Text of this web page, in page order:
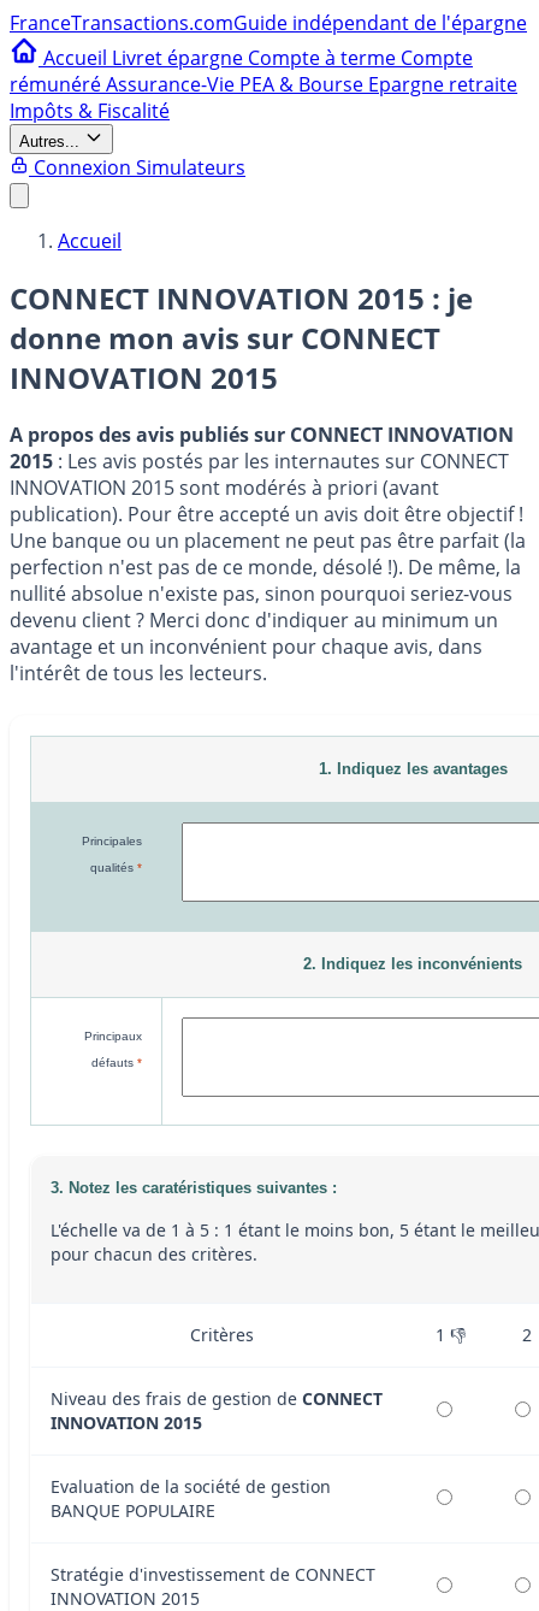
FranceTransactions.comGuide indépendant de l'épargne
Accueil Livret épargne Compte à terme Compte
rémunéréAssurance-Vie PEA & Bourse Epargne retraite
Impôts & Fiscalité
Autres...
Connexion Simulateurs
Accueil
CONNECT INNOVATION 2015 : je
donne mon avis sur CONNECT
INNOVATION 2015
A propos des avis publiés sur CONNECT INNOVATION
2015 : Les avis postés par les internautes sur CONNECT
INNOVATION 2015 sont modérés à priori (avant
publication). Pour être accepté un avis doit être objectif !
Une banque ou un placement ne peut pas être parfait (la
perfection n'est pas de ce monde, désolé !). De même, la
nullité absolue n'existe pas, sinon pourquoi seriez-vous
devenu client ? Merci donc d'indiquer au minimum un
avantage et un inconvénient pour chaque avis, dans
l'intérêt de tous les lecteurs.
1. Indiquez les avantages
Principales
qualités *
2. Indiquez les inconvénients
Principaux
défauts *
3. Notez les caratéristiques suivantes :
L'échelle va de 1 à 5 : 1 étant le moins bon, 5 étant le
pour chacun des critères.
Critères 1 👎 2
Niveau des frais de gestion de CONNECT
INNOVATION 2015
Evaluation de la société de gestion
BANQUE POPULAIRE
Stratégie d'investissement de CONNECT
INNOVATION 2015